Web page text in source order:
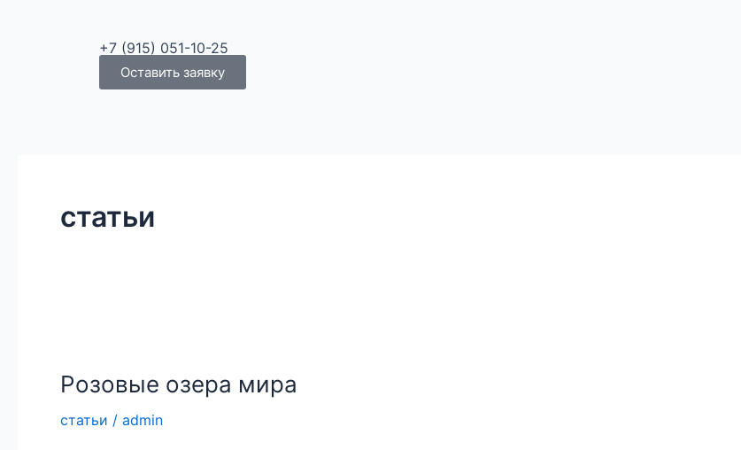
+7 (915) 051-10-25
Оставить заявку
статьи
Розовые озера мира
статьи / admin
мира